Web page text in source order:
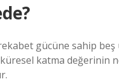
gücüne sahip beş
katma değerinin